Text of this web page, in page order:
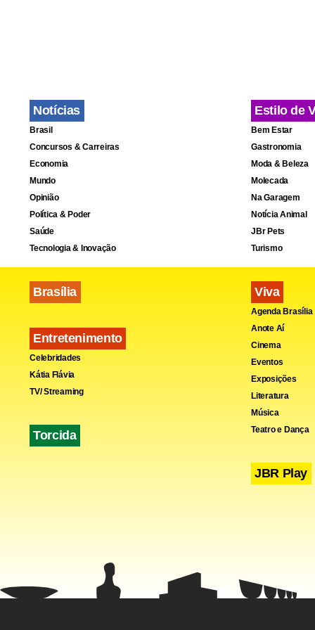
GDF
Emater-
Após o
objetos
para
Ao longo
prévios nos
Com
Notícias
Brasil
Concursos & Carreiras
Economia
Mundo
Opinião
Política & Poder
Saúde
Tecnologia & Inovação
Brasília
Entretenimento
Celebridades
Kátia Flávia
TV/ Streaming
Torcida
Estilo de
Bem Estar
Gastronomia
Moda & Beleza
Molecada
Na Garagem
Notícia Animal
JBr Pets
Turismo
Viva
Agenda Brasília
Anote Aí
Cinema
Eventos
Exposições
Literatura
Música
Teatro e Dança
JBR Play